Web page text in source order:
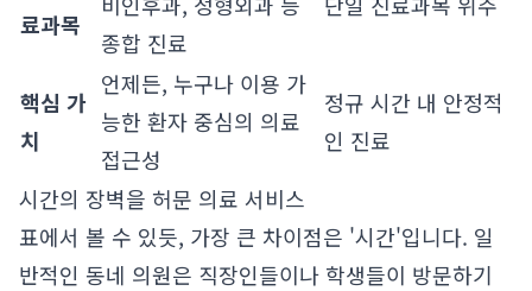
료과목
종합 진료
핵심 가
치
언제든, 누구나 이용 가
능한 환자 중심의 의료
접근성
정규 시간 내 안정적
인 진료
시간의 장벽을 허문 의료 서비스
표에서 볼 수 있듯, 가장 큰 차이점은 '시간'입니다. 일
반적인 동네 의원은 직장인들이나 학생들이 방문하기